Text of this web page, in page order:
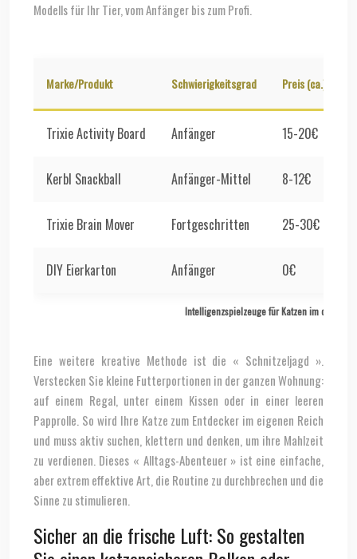
Modells für Ihr Tier, vom Anfänger bis zum Profi.
Intelligenzspielzeuge für Katzen im
Marke/Produkt Schwierigkeitsgrad Preis (ca.)
Trixie Activity Board Anfänger 15-20€
Kerbl Snackball Anfänger-Mittel 8-12€
Trixie Brain Mover Fortgeschritten 25-30€
DIY Eierkarton Anfänger 0€
Eine weitere kreative Methode ist die « Schnitzeljagd ».
Verstecken Sie kleine Futterportionen in der ganzen Wohnung:
auf einem Regal, unter einem Kissen oder in einer leeren
Papprolle. So wird Ihre Katze zum Entdecker im eigenen Reich
und muss aktiv suchen, klettern und denken, um ihre Mahlzeit
zu verdienen. Dieses « Alltags-Abenteuer » ist eine einfache,
aber extrem effektive Art, die Routine zu durchbrechen und die
Sinne zu stimulieren.
Sicher an die frische Luft: So gestalten